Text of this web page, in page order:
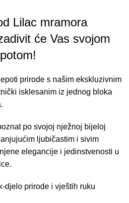
Lilac mramora
će Vas svojom
prirode s našim ekskluzivnim
isklesanim iz jednog bloka
po svojoj nježnoj bijeloj
ljubičastim i sivim
elegancije i jedinstvenosti u
djelo prirode i vještih ruku